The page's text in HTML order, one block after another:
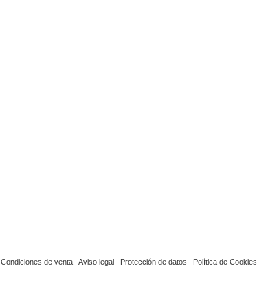
Condiciones de venta Aviso legal Protección de datos Política de Cookies